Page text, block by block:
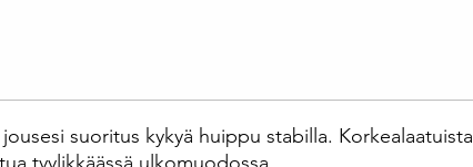
suoritus kykyä huippu stabilla. Korkealaatuista